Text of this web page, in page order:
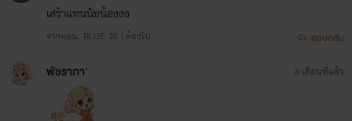
เศร้าแทนนัยน้องงง
จากตอน: BLUE 35 | ต้องไป ตอบกลับ
พัชราภา' 3 เดือนที่แล้ว